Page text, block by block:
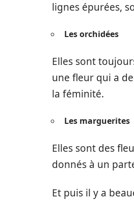
lignes épurées,
Les orchidées
Elles sont
une fleur qui a
la féminité.
Les marguerites
Elles sont des
donnés à un
Et puis il y a